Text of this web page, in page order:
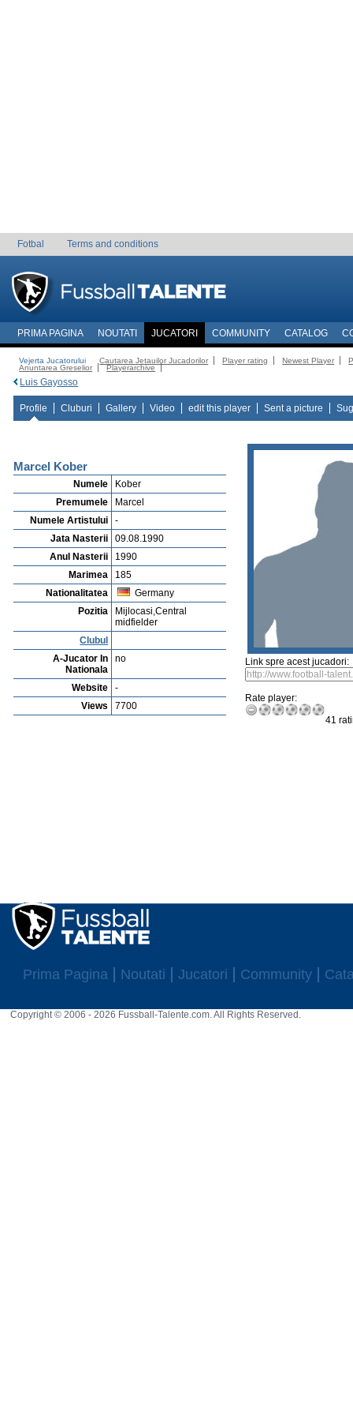
Fotbal Terms and conditions
PRIMA PAGINA NOUTATI JUCATORI COMMUNITY CATALOG
Vejerta Jucatorului Cautarea Jetauilor Jucadorilor Player rating Newest Player
Anuntarea Greselior
Playerarchive
Luis Gayosso
Profile Cluburi Gallery Video edit this player Sent a picture
Marcel Kober
Numele
Kober
Premumele
Marcel
Numele Artistului
-
Jata Nasterii
09.08.1990
Anul Nasterii
1990
Marimea
185
Nationalitatea
Germany
Pozitia
Mijlocasi,Central
midfielder
Clubul
A-Jucator In
Nationala
no
Website
-
Views
7700
Link spre acest jucadori:
Rate player:
41
Prima Pagina Noutati Jucatori Community
Copyright © 2006 - 2026 Fussball-Talente.com. All Rights Reserved.